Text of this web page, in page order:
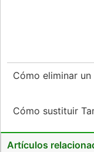
Cómo eliminar
Cómo sustituir
Artículos